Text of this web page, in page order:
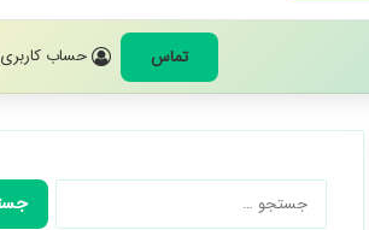
تماس حساب کاربری
جستجو
برای: